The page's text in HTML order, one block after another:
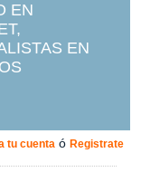
EN
EN
tu cuenta ó Registrate